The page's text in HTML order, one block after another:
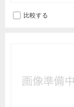
比較する